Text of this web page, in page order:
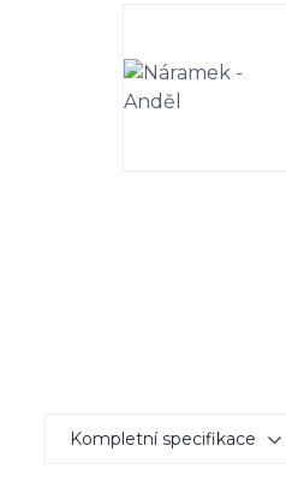
Kompletní specifikace